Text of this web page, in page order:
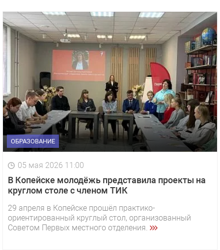
ОБРАЗОВАНИЕ
05 мая 2026 11:00
В Копейске молодёжь представила проекты на
круглом столе с членом ТИК
29 апреля в Копейске прошёл практико-
ориентированный круглый стол, организованный
Советом Первых местного отделения.